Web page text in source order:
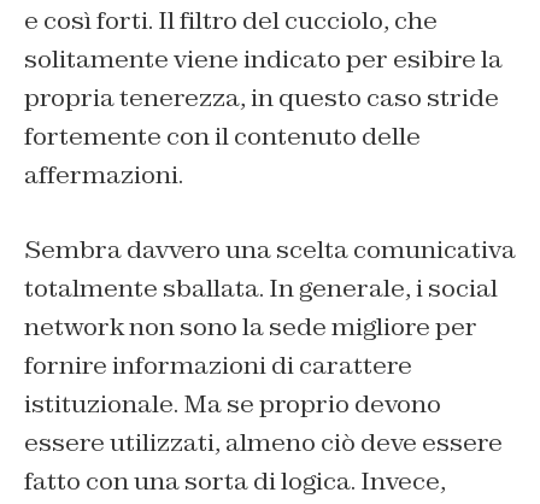
e così forti. Il filtro del cucciolo, che
solitamente viene indicato per esibire la
propria tenerezza, in questo caso stride
fortemente con il contenuto delle
affermazioni.
Sembra davvero una scelta comunicativa
totalmente sballata. In generale, i social
network non sono la sede migliore per
fornire informazioni di carattere
istituzionale. Ma se proprio devono
essere utilizzati, almeno ciò deve essere
fatto con una sorta di logica. Invece,